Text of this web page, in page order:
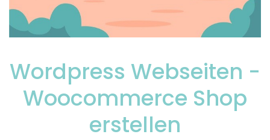
Wordpress Webseiten -
Woocommerce Shop
erstellen